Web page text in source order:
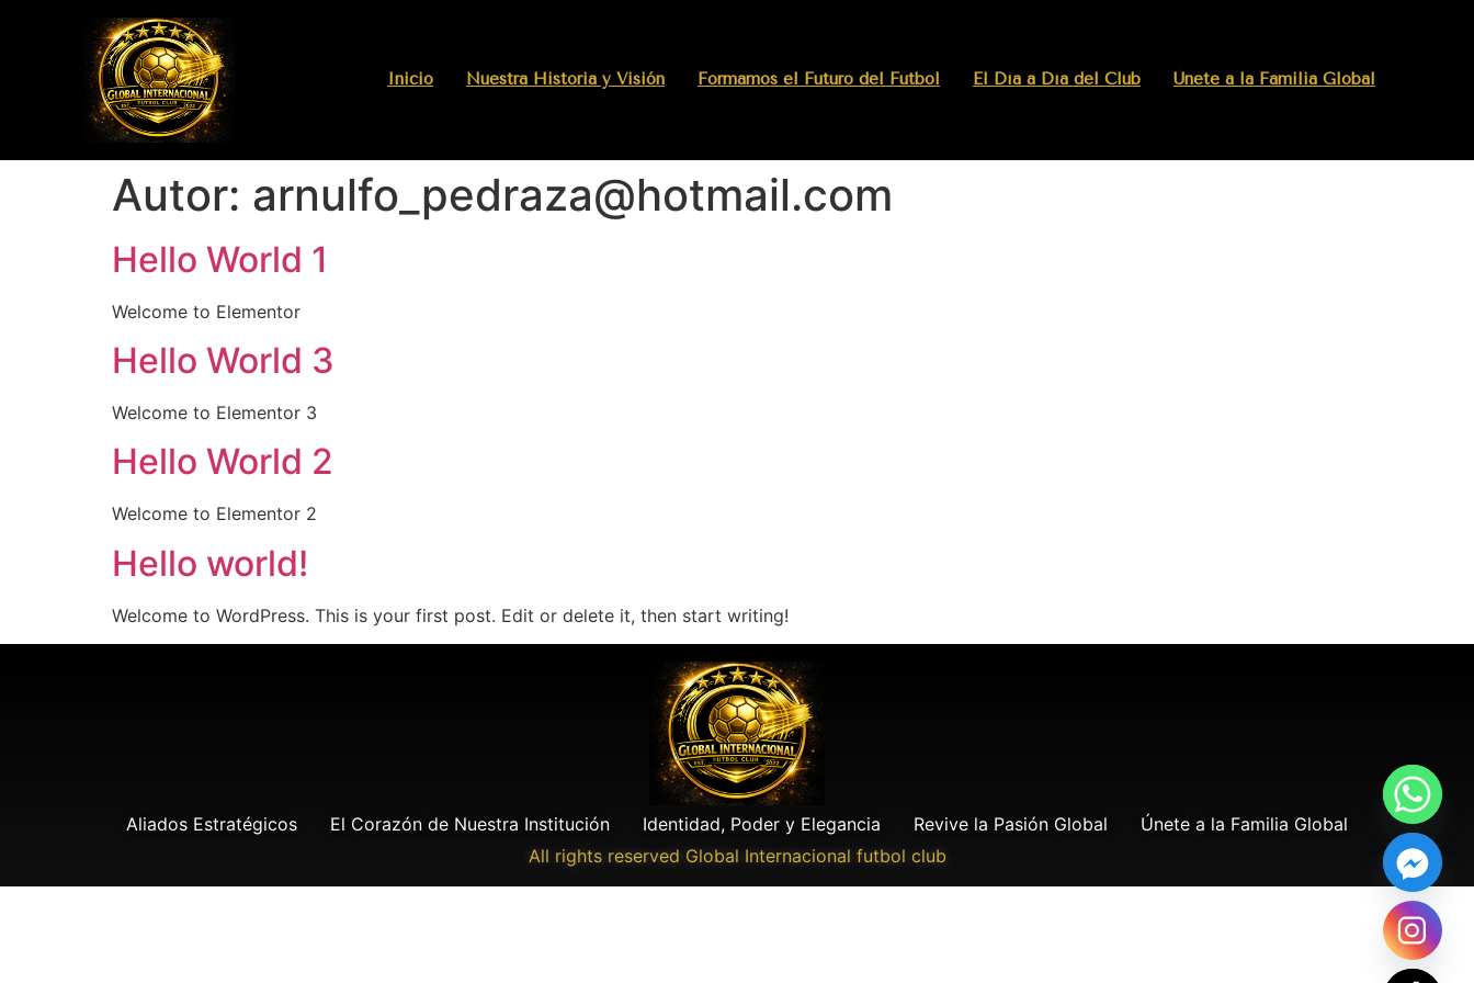
Inicio Nuestra Historia y Visión Formamos el Futuro del Fútbol El Día a Día del Club Únete a la Familia Global
Autor: arnulfo_pedraza@hotmail.com
Hello World 1
Welcome to Elementor
Hello World 3
Welcome to Elementor 3
Hello World 2
Welcome to Elementor 2
Hello world!
Welcome to WordPress. This is your first post. Edit or delete it, then start writing!
Aliados Estratégicos El Corazón de Nuestra Institución Identidad, Poder y Elegancia Revive la Pasión Global
Únete a la Familia Global
All rights reserved Global Internacional futbol club